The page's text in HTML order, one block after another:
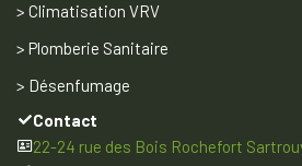
> Climatisation VRV
> Plomberie Sanitaire
> Désenfumage
Contact
22-24 rue des Bois Rochefort